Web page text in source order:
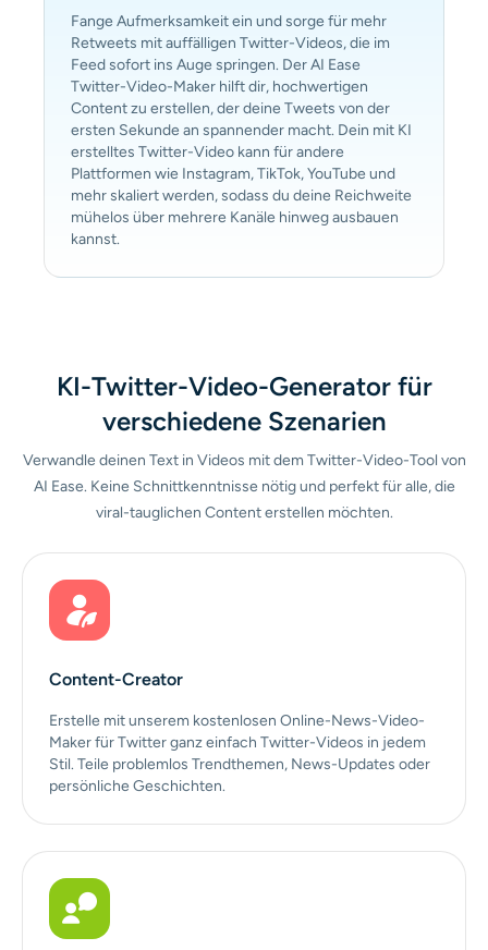
Fange Aufmerksamkeit ein und sorge für mehr
Retweets mit auffälligen Twitter-Videos, die im
Feed sofort ins Auge springen. Der AI Ease
Twitter-Video-Maker hilft dir, hochwertigen
Content zu erstellen, der deine Tweets von der
ersten Sekunde an spannender macht. Dein mit KI
erstelltes Twitter-Video kann für andere
Plattformen wie Instagram, TikTok, YouTube und
mehr skaliert werden, sodass du deine Reichweite
mühelos über mehrere Kanäle hinweg ausbauen
kannst.
KI-Twitter-Video-Generator für
verschiedene Szenarien
Verwandle deinen Text in Videos mit dem Twitter-Video-Tool von
AI Ease. Keine Schnittkenntnisse nötig und perfekt für alle, die
viral-tauglichen Content erstellen möchten.
Content-Creator
Erstelle mit unserem kostenlosen Online-News-Video-
Maker für Twitter ganz einfach Twitter-Videos in jedem
Stil. Teile problemlos Trendthemen, News-Updates oder
persönliche Geschichten.